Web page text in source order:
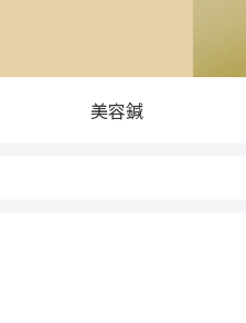
美容鍼